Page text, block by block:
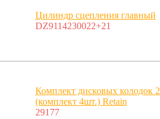
Цилиндр сцепления главный
DZ9114230022+21
Комплект дисковых колодок
(комплект 4шт.) Retain
29177